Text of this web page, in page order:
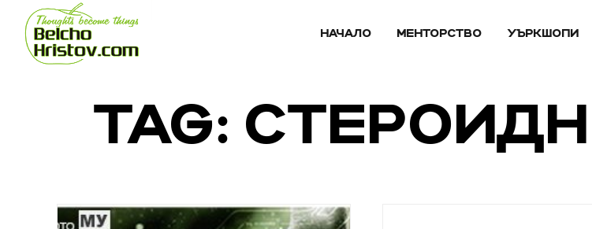
НАЧАЛО МЕНТОРСТВО УЪРКШОПИ
TAG: